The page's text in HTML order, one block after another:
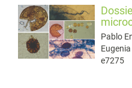
Pablo
e7275